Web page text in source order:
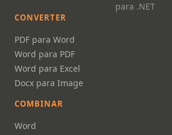
para .NET
CONVERTER
PDF para Word
Word para PDF
Word para Excel
Docx para Image
COMBINAR
Word